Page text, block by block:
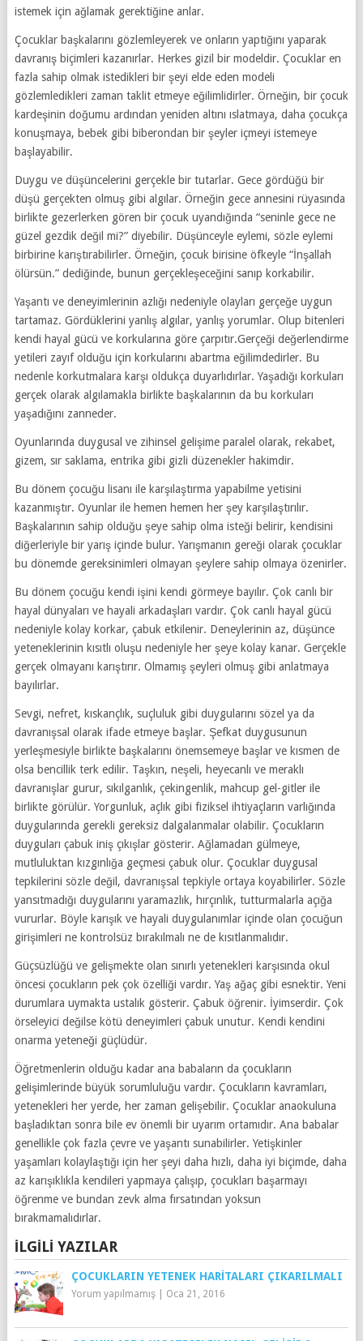
istemek için ağlamak gerektiğine anlar.
Çocuklar başkalarını gözlemleyerek ve onların yaptığını yaparak
davranış biçimleri kazanırlar. Herkes gizil bir modeldir. Çocuklar en
fazla sahip olmak istedikleri bir şeyi elde eden modeli
gözlemledikleri zaman taklit etmeye eğilimlidirler. Örneğin, bir çocuk
kardeşinin doğumu ardından yeniden altını ıslatmaya, daha çocukça
konuşmaya, bebek gibi biberondan bir şeyler içmeyi istemeye
başlayabilir.
Duygu ve düşüncelerini gerçekle bir tutarlar. Gece gördüğü bir
düşü gerçekten olmuş gibi algılar. Örneğin gece annesini rüyasında
birlikte gezerlerken gören bir çocuk uyandığında “seninle gece ne
güzel gezdik değil mi?” diyebilir. Düşünceyle eylemi, sözle eylemi
birbirine karıştırabilirler. Örneğin, çocuk birisine öfkeyle “İnşallah
ölürsün.” dediğinde, bunun gerçekleşeceğini sanıp korkabilir.
Yaşantı ve deneyimlerinin azlığı nedeniyle olayları gerçeğe uygun
tartamaz. Gördüklerini yanlış algılar, yanlış yorumlar. Olup bitenleri
kendi hayal gücü ve korkularına göre çarpıtır.Gerçeği değerlendirme
yetileri zayıf olduğu için korkularını abartma eğilimdedirler. Bu
nedenle korkutmalara karşı oldukça duyarlıdırlar. Yaşadığı korkuları
gerçek olarak algılamakla birlikte başkalarının da bu korkuları
yaşadığını zanneder.
Oyunlarında duygusal ve zihinsel gelişime paralel olarak, rekabet,
gizem, sır saklama, entrika gibi gizli düzenekler hakimdir.
Bu dönem çocuğu lisanı ile karşılaştırma yapabilme yetisini
kazanmıştır. Oyunlar ile hemen hemen her şey karşılaştırılır.
Başkalarının sahip olduğu şeye sahip olma isteği belirir, kendisini
diğerleriyle bir yarış içinde bulur. Yarışmanın gereği olarak çocuklar
bu dönemde gereksinimleri olmayan şeylere sahip olmaya özenirler.
Bu dönem çocuğu kendi işini kendi görmeye bayılır. Çok canlı bir
hayal dünyaları ve hayali arkadaşları vardır. Çok canlı hayal gücü
nedeniyle kolay korkar, çabuk etkilenir. Deneylerinin az, düşünce
yeteneklerinin kısıtlı oluşu nedeniyle her şeye kolay kanar. Gerçekle
gerçek olmayanı karıştırır. Olmamış şeyleri olmuş gibi anlatmaya
bayılırlar.
Sevgi, nefret, kıskançlık, suçluluk gibi duygularını sözel ya da
davranışsal olarak ifade etmeye başlar. Şefkat duygusunun
yerleşmesiyle birlikte başkalarını önemsemeye başlar ve kısmen de
olsa bencillik terk edilir. Taşkın, neşeli, heyecanlı ve meraklı
davranışlar gurur, sıkılganlık, çekingenlik, mahcup gel-gitler ile
birlikte görülür. Yorgunluk, açlık gibi fiziksel ihtiyaçların varlığında
duygularında gerekli gereksiz dalgalanmalar olabilir. Çocukların
duyguları çabuk iniş çıkışlar gösterir. Ağlamadan gülmeye,
mutluluktan kızgınlığa geçmesi çabuk olur. Çocuklar duygusal
tepkilerini sözle değil, davranışsal tepkiyle ortaya koyabilirler. Sözle
yansıtmadığı duygularını yaramazlık, hırçınlık, tutturmalarla açığa
vururlar. Böyle karışık ve hayali duygulanımlar içinde olan çocuğun
girişimleri ne kontrolsüz bırakılmalı ne de kısıtlanmalıdır.
Güçsüzlüğü ve gelişmekte olan sınırlı yetenekleri karşısında okul
öncesi çocukların pek çok özelliği vardır. Yaş ağaç gibi esnektir. Yeni
durumlara uymakta ustalık gösterir. Çabuk öğrenir. İyimserdir. Çok
örseleyici değilse kötü deneyimleri çabuk unutur. Kendi kendini
onarma yeteneği güçlüdür.
Öğretmenlerin olduğu kadar ana babaların da çocukların
gelişimlerinde büyük sorumluluğu vardır. Çocukların kavramları,
yetenekleri her yerde, her zaman gelişebilir. Çocuklar anaokuluna
başladıktan sonra bile ev önemli bir uyarım ortamıdır. Ana babalar
genellikle çok fazla çevre ve yaşantı sunabilirler. Yetişkinler
yaşamları kolaylaştığı için her şeyi daha hızlı, daha iyi biçimde, daha
az karışıklıkla kendileri yapmaya çalışıp, çocukları başarmayı
öğrenme ve bundan zevk alma fırsatından yoksun
bırakmamalıdırlar.
İLGILI YAZILAR
ÇOCUKLARIN YETENEK HARITALARI ÇIKARILMALI
Yorum yapılmamış| Oca 21, 2016